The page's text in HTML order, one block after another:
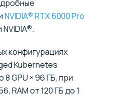
NVIDIA® RTX 6000 Pro
конфигурациях
Kubernetes
8 GPU × 96 ГБ, при
RAM от 120 ГБ до 1